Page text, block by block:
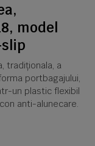
model
tradiționala, a
portbagajului,
un plastic flexibil
anti-alunecare.